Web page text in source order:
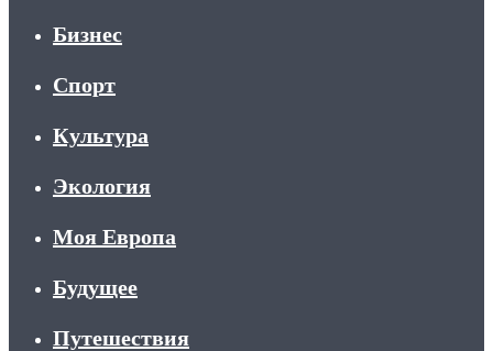
Бизнес
Спорт
Культура
Экология
Моя Европа
Будущее
Путешествия